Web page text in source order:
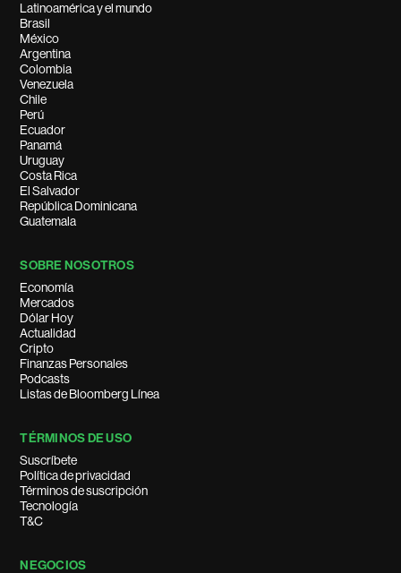
Latinoamérica y el mundo
Brasil
México
Argentina
Colombia
Venezuela
Chile
Perú
Ecuador
Panamá
Uruguay
Costa Rica
El Salvador
República Dominicana
Guatemala
SOBRE NOSOTROS
Economía
Mercados
Dólar Hoy
Actualidad
Cripto
Finanzas Personales
Podcasts
Listas de Bloomberg Línea
TÉRMINOS DE USO
Suscríbete
Política de privacidad
Términos de suscripción
Tecnología
T&C
NEGOCIOS